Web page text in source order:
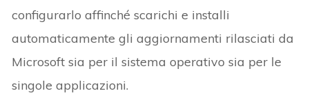
configurarlo affinché scarichi e installi
automaticamente gli aggiornamenti rilasciati da
Microsoft sia per il sistema operativo sia per le
singole applicazioni.